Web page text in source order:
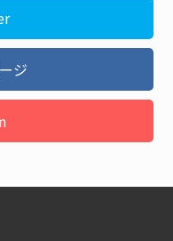
ジ